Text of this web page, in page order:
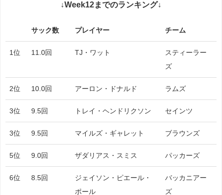
↓Week12までのランキング↓
サック数 プレイヤー チーム
サック数
1位 11.0回 TJ・ワット
スティーラー
ズ
2位 10.0回 アーロン・ドナルド ラムズ
3位 9.5回 トレイ・ヘンドリクソン セインツ
3位 9.5回 マイルズ・ギャレット ブラウンズ
5位 9.0回 ザダリアス・スミス パッカーズ
6位 8.5回
ジェイソン・ピエール・
ポール
バッカニアー
ズ